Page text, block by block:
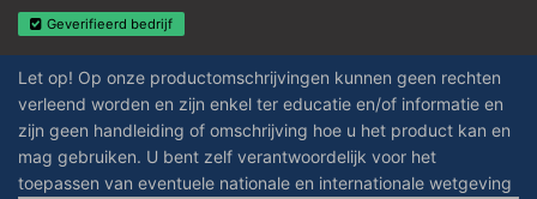
Geverifieerd bedrijf
Let op! Op onze productomschrijvingen kunnen geen rechten
verleend worden en zijn enkel ter educatie en/of informatie en
zijn geen handleiding of omschrijving hoe u het product kan en
mag gebruiken. U bent zelf verantwoordelijk voor het
toepassen van eventuele nationale en internationale wetgeving